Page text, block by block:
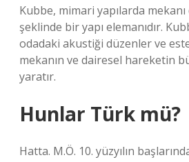
Kubbe, mimari yapılarda
şeklinde bir yapı elemanıdır.
odadaki akustiği düzenler ve
mekanın ve dairesel hareketin
yaratır.
Hunlar Türk mü?
Hatta. M.Ö. 10. yüzyılın